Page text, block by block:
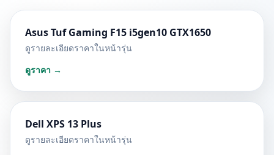
Asus Tuf Gaming F15 i5gen10 GTX1650
ดูรายละเอียดราคาในหน้ารุ่น
ดูราคา →
Dell XPS 13 Plus
ดูรายละเอียดราคาในหน้ารุ่น